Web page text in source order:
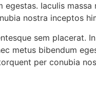
Iaculis massa
nostra inceptos
sem placerat.
metus bibendum
per conubia